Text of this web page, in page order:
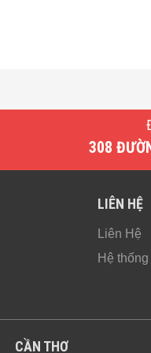
308
LIÊN HỆ
Liên Hệ
Hệ
CẦN THƠ